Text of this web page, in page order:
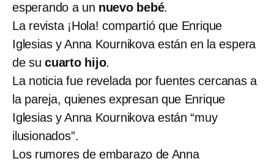
esperando a un nuevo bebé.
La revista ¡Hola! compartió que Enrique
Iglesias y Anna Kournikova están en la espera
de su cuarto hijo.
La noticia fue revelada por fuentes cercanas a
la pareja, quienes expresan que Enrique
Iglesias y Anna Kournikova están “muy
ilusionados”.
Los rumores de embarazo de Anna